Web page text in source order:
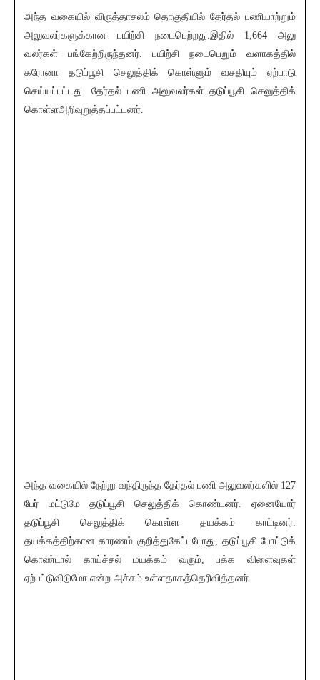
அந்த வகையில் விருத்தாசலம் தொகுதியில் தேர்தல் பணியாற்றும்
அலுவலர்களுக்கான பயிற்சி நடைபெற்றது.இதில் 1,664 அலு
வலர்கள் பங்கேற்றிருந்தனர். பயிற்சி நடைபெறும் வளாகத்தில்
கரோனா தடுப்பூசி செலுத்திக் கொள்ளும் வசதியும் ஏற்பாடு
செய்யப்பட்டது. தேர்தல் பணி அலுவலர்கள் தடுப்பூசி செலுத்திக்
கொள்ளஅறிவுறுத்தப்பட்டனர்.
அந்த வகையில் நேற்று வந்திருந்த தேர்தல் பணி அலுவலர்களில் 127
பேர் மட்டுமே தடுப்பூசி செலுத்திக் கொண்டனர். ஏனையோர்
தடுப்பூசி செலுத்திக் கொள்ள தயக்கம் காட்டினர்.
தயக்கத்திற்கான காரணம் குறித்துகேட்டபோது, தடுப்பூசி போட்டுக்
கொண்டால் காய்ச்சல் மயக்கம் வரும், பக்க விளைவுகள்
ஏற்பட்டுவிடுமோ என்ற அச்சம் உள்ளதாகத்தெரிவித்தனர்.